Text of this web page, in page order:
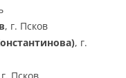
, г. Псков
, г.